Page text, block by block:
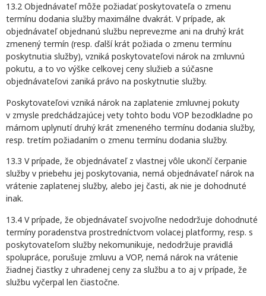
13.2 Objednávateľ môže požiadať poskytovateľa o zmenu
termínu dodania služby maximálne dvakrát. V prípade, ak
objednávateľ objednanú službu neprevezme ani na druhý krát
zmenený termín (resp. ďalší krát požiada o zmenu termínu
poskytnutia služby), vzniká poskytovateľovi nárok na zmluvnú
pokutu, a to vo výške celkovej ceny služieb a súčasne
objednávateľovi zaniká právo na poskytnutie služby.
Poskytovateľovi vzniká nárok na zaplatenie zmluvnej pokuty
v zmysle predchádzajúcej vety tohto bodu VOP bezodkladne po
márnom uplynutí druhý krát zmeneného termínu dodania služby,
resp. tretím požiadaním o zmenu termínu dodania služby.
13.3 V prípade, že objednávateľ z vlastnej vôle ukončí čerpanie
služby v priebehu jej poskytovania, nemá objednávateľ nárok na
vrátenie zaplatenej služby, alebo jej časti, ak nie je dohodnuté
inak.
13.4 V prípade, že objednávateľ svojvoľne nedodržuje dohodnuté
termíny poradenstva prostredníctvom volacej platformy, resp. s
poskytovateľom služby nekomunikuje, nedodržuje pravidlá
spolupráce, porušuje zmluvu a VOP, nemá nárok na vrátenie
žiadnej čiastky z uhradenej ceny za službu a to aj v prípade, že
službu vyčerpal len čiastočne.